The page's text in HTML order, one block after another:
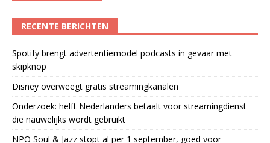
RECENTE BERICHTEN
Spotify brengt advertentiemodel podcasts in gevaar met
skipknop
Disney overweegt gratis streamingkanalen
Onderzoek: helft Nederlanders betaalt voor streamingdienst
die nauwelijks wordt gebruikt
NPO Soul & Jazz stopt al per 1 september, goed voor